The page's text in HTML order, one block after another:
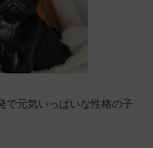
で元気いっぱいな性格の子